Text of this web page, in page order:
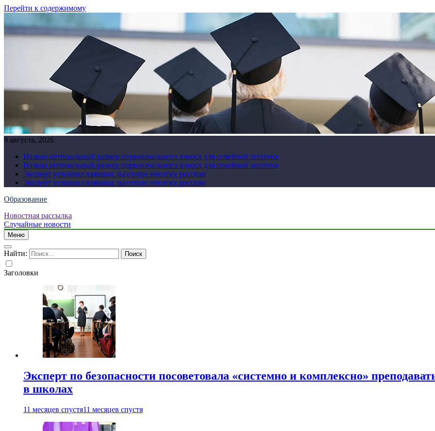
Перейти к содержимому
9 августа, 2026
Назван оптимальный размер первоначального взноса для семейной ипотеки
Назван оптимальный размер первоначального взноса для семейной ипотеки
Эксперт успокоил взявших льготную ипотеку россиян
Эксперт успокоил взявших льготную ипотеку россиян
Образование
Новостная рассылка
Случайные новости
Меню
Найти:
Заголовки
Эксперт по безопасности посоветовала «системно и комплексно»
в школах
11 месяцев спустя11 месяцев спустя